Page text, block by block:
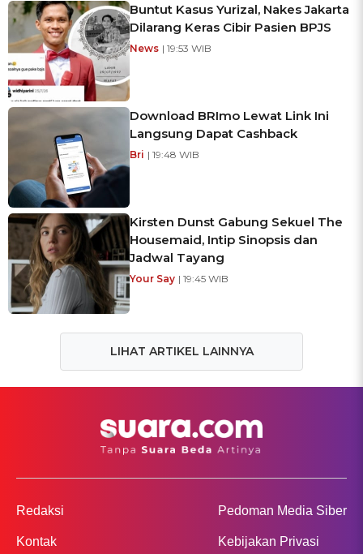
Buntut Kasus Yurizal, Nakes Jakarta
Dilarang Keras Cibir Pasien BPJS
News | 19:53 WIB
Download BRImo Lewat Link Ini
Langsung Dapat Cashback
Bri | 19:48 WIB
Kirsten Dunst Gabung Sekuel The
Housemaid, Intip Sinopsis dan
Jadwal Tayang
Your Say | 19:45 WIB
LIHAT ARTIKEL LAINNYA
Redaksi
Kontak
Pedoman Media Siber
Kebijakan Privasi